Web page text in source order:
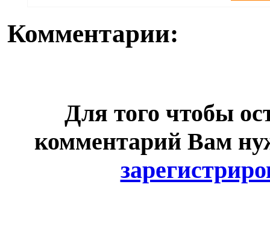
Комментарии:
Для того чтобы
комментарий Вам